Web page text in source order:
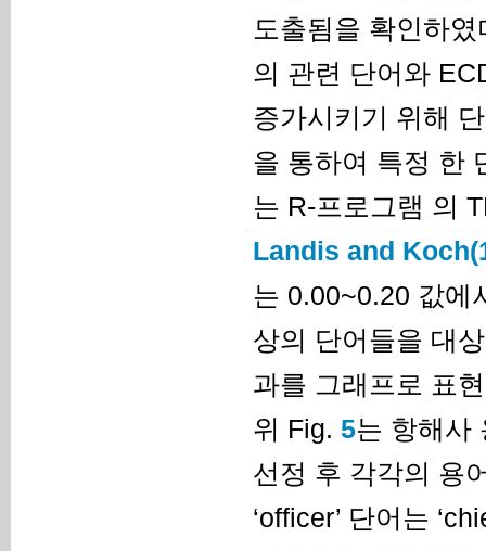
도출됨을 확인하
의 관련 단어와
증가시키기 위해
을 통하여 특정 한
는 R-프로그램 의
Landis and
는 0.00~0.20 값에
상의 단어들을 대
과를 그래프로 표
위 Fig. 5는 항해사
선정 후 각각의 용
‘officer’ 단어는